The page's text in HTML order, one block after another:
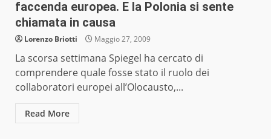
faccenda europea. E la Polonia si sente
chiamata in causa
Lorenzo Briotti Maggio 27, 2009
La scorsa settimana Spiegel ha cercato di
comprendere quale fosse stato il ruolo dei
collaboratori europei all’Olocausto,...
Read More